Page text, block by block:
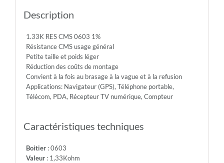
-
Temp.Max.:
+155°
Description
1.33K RES CMS 0603 1%
Résistance CMS usage général
Petite taille et poids léger
Réduction des coûts de montage
Convient à la fois au brasage à la vague et à la refusion
Applications: Navigateur (GPS), Téléphone portable,
Télécom, PDA, Récepteur TV numérique, Compteur
Caractéristiques techniques
Boitier: 0603
Valeur: 1,33Kohm